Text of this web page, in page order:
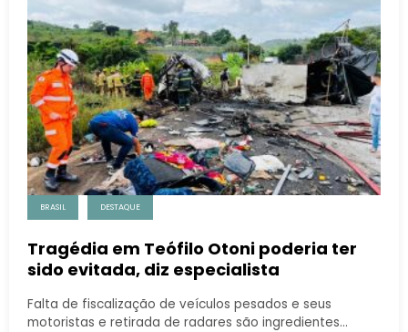
BRASIL DESTAQUE
Tragédia em Teófilo Otoni poderia ter
sido evitada, diz especialista
Falta de fiscalização de veículos pesados e seus
motoristas e retirada de radares são ingredientes…